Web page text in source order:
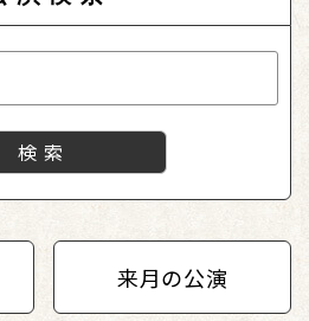
来月の公演